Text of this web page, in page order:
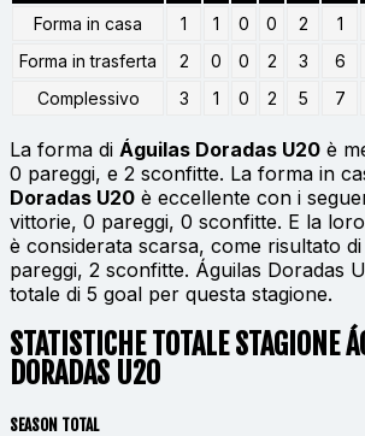
Forma in casa
1 1 0 0 2 1
Forma in trasferta
2 0 0 2 3 6
Complessivo
3 1 0 2 5 7
La forma di Águilas Doradas U20 è
0 pareggi, e 2 sconfitte. La forma in
Doradas U20 è eccellente con i
vittorie, 0 pareggi, 0 sconfitte. E la
è considerata scarsa, come risultato
pareggi, 2 sconfitte. Águilas Doradas
totale di 5 goal per questa stagione.
STATISTICHE TOTALE STAGIONE
DORADAS U20
SEASON TOTAL